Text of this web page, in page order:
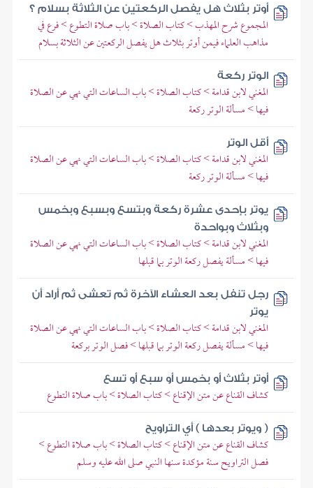
أوتر بثلاث هل يفصل الركعتين عن الثلاثة بسلام ؟
المجموع شرح المهذب > كتاب الصلاة > باب صلاة التطوع > فرع في
مذاهب العلماء فيمن أوتر بثلاث هل يفصل الركعتين عن الثلاثة بسلام
الوتر ركعة
المغني لابن قدامة > كتاب الصلاة > باب الساعات التي نهي عن الصلاة
فيها > مسألة الوتر ركعة
أقل الوتر
المغني لابن قدامة > كتاب الصلاة > باب الساعات التي نهي عن الصلاة
فيها > مسألة الوتر ركعة
يوتر بإحدى عشرة ركعة وبتسع وبسبع وبخمس
وبثلاث وبواحدة
المغني لابن قدامة > كتاب الصلاة > باب الساعات التي نهي عن الصلاة
فيها > مسألة يفصل ركعة الوتر بما قبلها
رجل تنفل بعد العشاء الآخرة ثم تعشى ثم أراد أن
يوتر
المغني لابن قدامة > كتاب الصلاة > باب الساعات التي نهي عن الصلاة
فيها > مسألة يفصل ركعة الوتر بما قبلها > فصل الوتر بركعة
أوتر بثلاث أو بخمس أو سبع أو تسع
كشاف القناع عن متن الإقناع > كتاب الصلاة > باب صلاة التطوع
( ويوتر بعدها ) أي التراويح
كشاف القناع عن متن الإقناع > كتاب الصلاة > باب صلاة التطوع >
فصل التراويح سنة مؤكدة سنها النبي صلى الله عليه وسلم